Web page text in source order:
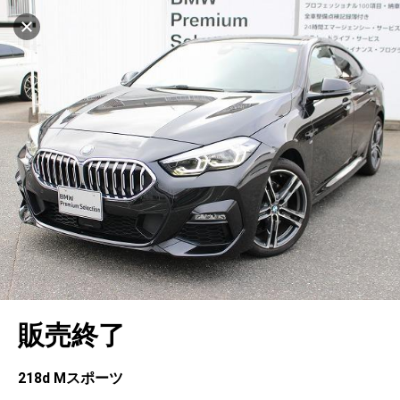
設定中 508台
車を探す
中古車検索
販売店検索
エリア別最新ニュース
品質と保証
ローン・リース
自動車保険
カタログ情報
アカウント
ログイン
マイアカウント
マイリスト
保存した検索条件
問合せ履歴
アカウントの確認・編集
アフターサービス
アフターサービス
車検／定期点検
コーティング
タイヤ交換
ボディ修理
企業情報
企業概要
業績決算情報
プレスリリース
ヤナセの歴史
リンク
メルセデス・ベンツ認定中古車
BMW認定中古車
フォルクスワーゲン認定中古車
プライバシーポリシー ソーシャルメディアポリシー
利用規約 会社概要
金融商品の勧誘方針
販売終了
218d Mスポーツ
マイリストに追加
電話で問い合わせ（無料）
キャンセル
ヤナセバイエルンモーターズ(株) BMW
Premium Selection福岡西
販売店情報
地図を見る
在庫一覧
キャンセル